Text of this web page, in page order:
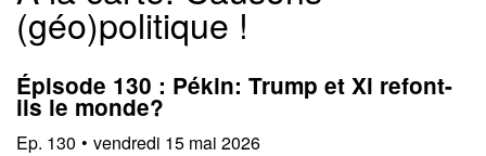
(géo)politique !
Épisode 130 : Pékin: Trump et Xi refont-
ils le monde?
Ep. 130 • vendredi 15 mai 2026